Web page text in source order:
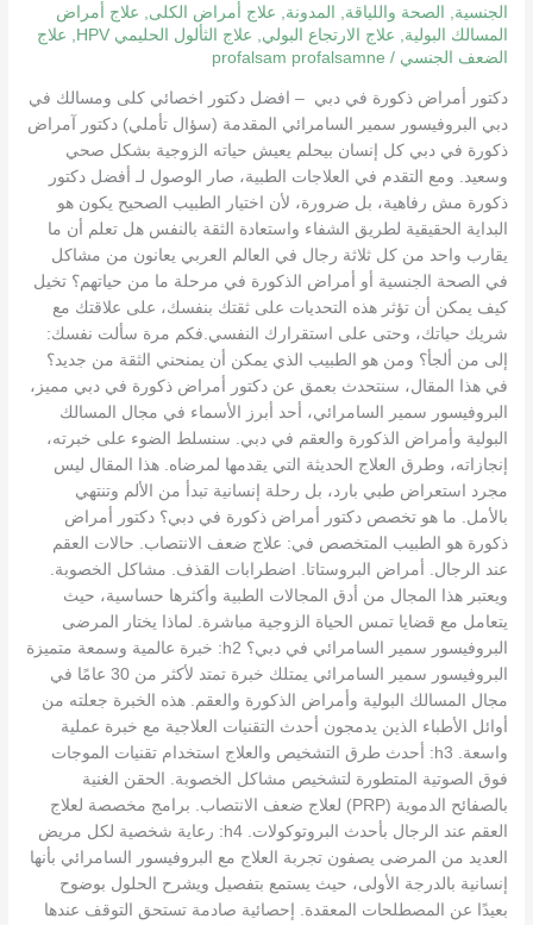
الجنسية, الصحة واللياقة, المدونة, علاج أمراض الكلى, علاج أمراض
المسالك البولية, علاج الارتجاع البولي, علاج الثألول الحليمي HPV , علاج
الضعف الجنسي /
profalsam profalsamne
دكتور أمراض ذكورة في دبي – افضل دكتور اخصائي كلى ومسالك في
دبي البروفيسور سمير السامرائي المقدمة (سؤال تأملي) دكتور آمراض
ذكورة في دبي كل إنسان بيحلم يعيش حياته الزوجية بشكل صحي
وسعيد. ومع التقدم في العلاجات الطبية، صار الوصول لـ أفضل دكتور
ذكورة مش رفاهية، بل ضرورة، لأن اختيار الطبيب الصحيح يكون هو
البداية الحقيقية لطريق الشفاء واستعادة الثقة بالنفس هل تعلم أن ما
يقارب واحد من كل ثلاثة رجال في العالم العربي يعانون من مشاكل
في الصحة الجنسية أو أمراض الذكورة في مرحلة ما من حياتهم؟ تخيل
كيف يمكن أن تؤثر هذه التحديات على ثقتك بنفسك، على علاقتك مع
شريك حياتك، وحتى على استقرارك النفسي.فكم مرة سألت نفسك:
إلى من ألجأ؟ ومن هو الطبيب الذي يمكن أن يمنحني الثقة من جديد؟
في هذا المقال، سنتحدث بعمق عن دكتور أمراض ذكورة في دبي مميز،
البروفيسور سمير السامرائي، أحد أبرز الأسماء في مجال المسالك
البولية وأمراض الذكورة والعقم في دبي. سنسلط الضوء على خبرته،
إنجازاته، وطرق العلاج الحديثة التي يقدمها لمرضاه. هذا المقال ليس
مجرد استعراض طبي بارد، بل رحلة إنسانية تبدأ من الألم وتنتهي
بالأمل. ما هو تخصص دكتور أمراض ذكورة في دبي؟ دكتور أمراض
ذكورة هو الطبيب المتخصص في: علاج ضعف الانتصاب. حالات العقم
عند الرجال. أمراض البروستاتا. اضطرابات القذف. مشاكل الخصوبة.
ويعتبر هذا المجال من أدق المجالات الطبية وأكثرها حساسية، حيث
يتعامل مع قضايا تمس الحياة الزوجية مباشرة. لماذا يختار المرضى
البروفيسور سمير السامرائي في دبي؟ h2: خبرة عالمية وسمعة متميزة
البروفيسور سمير السامرائي يمتلك خبرة تمتد لأكثر من 30 عامًا في
مجال المسالك البولية وأمراض الذكورة والعقم. هذه الخبرة جعلته من
أوائل الأطباء الذين يدمجون أحدث التقنيات العلاجية مع خبرة عملية
واسعة. h3: أحدث طرق التشخيص والعلاج استخدام تقنيات الموجات
فوق الصوتية المتطورة لتشخيص مشاكل الخصوبة. الحقن الغنية
بالصفائح الدموية (PRP) لعلاج ضعف الانتصاب. برامج مخصصة لعلاج
العقم عند الرجال بأحدث البروتوكولات. h4: رعاية شخصية لكل مريض
العديد من المرضى يصفون تجربة العلاج مع البروفيسور السامرائي بأنها
إنسانية بالدرجة الأولى، حيث يستمع بتفصيل ويشرح الحلول بوضوح
بعيدًا عن المصطلحات المعقدة. إحصائية صادمة تستحق التوقف عندها